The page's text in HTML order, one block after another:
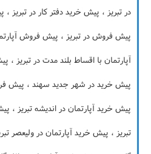
در تبریز ، پیش خرید دفتر کار در تبریز
پیش فروش در تبریز ، پیش فروش
آپارتمان با اقساط بلند مدت در
پیش خرید در شهر جدید سهند ، پیش
پیش خرید آپارتمان در اندیشه تبریز ،
تبریز ، پیش خرید آپارتمان در ولیعصر